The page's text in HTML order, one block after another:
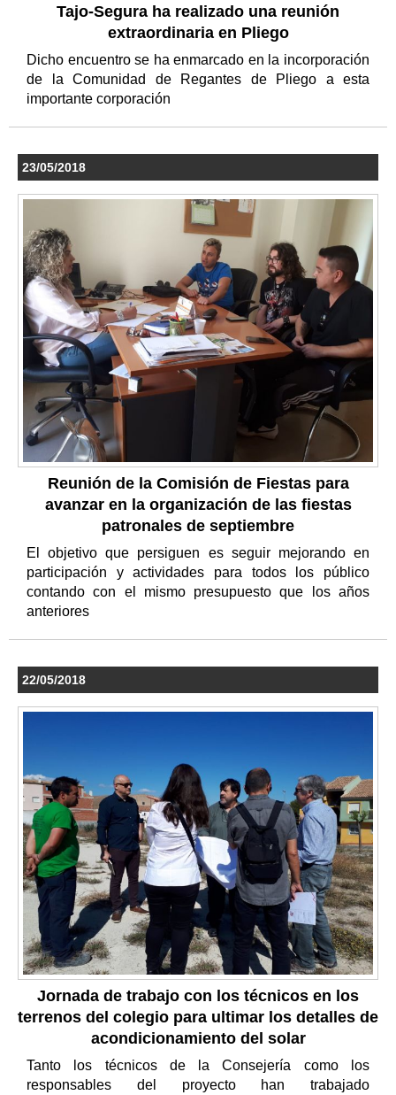
Tajo-Segura ha realizado una reunión
extraordinaria en Pliego
Dicho encuentro se ha enmarcado en la incorporación
de la Comunidad de Regantes de Pliego a esta
importante corporación
23/05/2018
Reunión de la Comisión de Fiestas para
avanzar en la organización de las fiestas
patronales de septiembre
El objetivo que persiguen es seguir mejorando en
participación y actividades para todos los público
contando con el mismo presupuesto que los años
anteriores
22/05/2018
Jornada de trabajo con los técnicos en los
terrenos del colegio para ultimar los detalles de
acondicionamiento del solar
Tanto los técnicos de la Consejería como los
responsables del proyecto han trabajado